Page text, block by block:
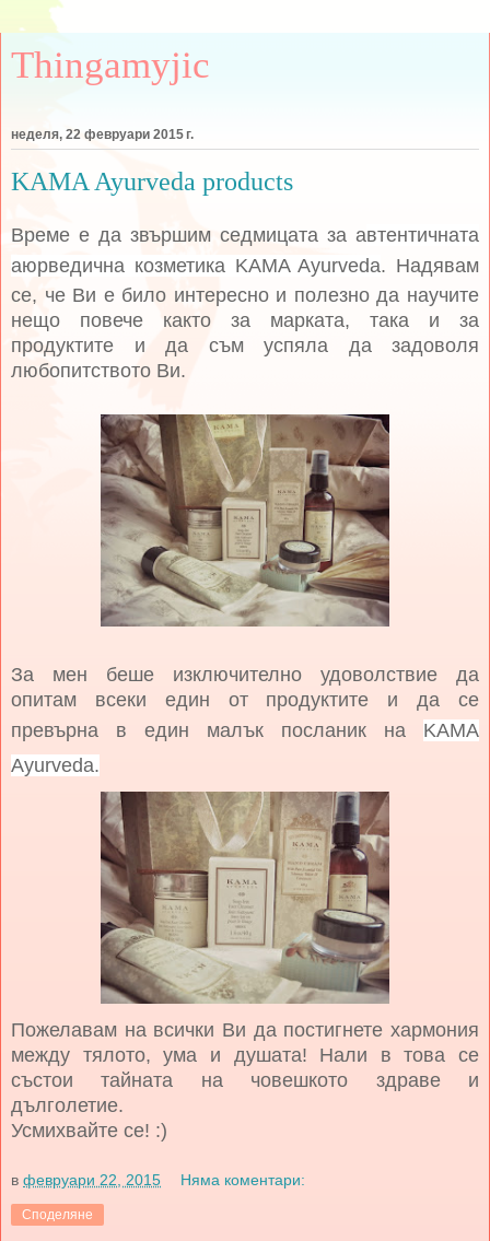
Thingamyjic
неделя, 22 февруари 2015 г.
KAMA Ayurveda products
Време е да звършим седмицата за автентичната
аюрведична козметика KAMA Ayurveda. Надявам
се, че Ви е било интересно и полезно да научите
нещо повече както за марката, така и за
продуктите и да съм успяла да задоволя
любопитството Ви.
За мен беше изключително удоволствие да
опитам всеки един от продуктите и да се
превърна в един малък посланик на KAMA
Ayurveda.
Пожелавам на всички Ви да постигнете хармония
между тялото, ума и душата! Нали в това се
състои тайната на човешкото здраве и
дълголетие.
Усмихвайте се! :)
в февруари 22, 2015 Няма коментари:
Споделяне